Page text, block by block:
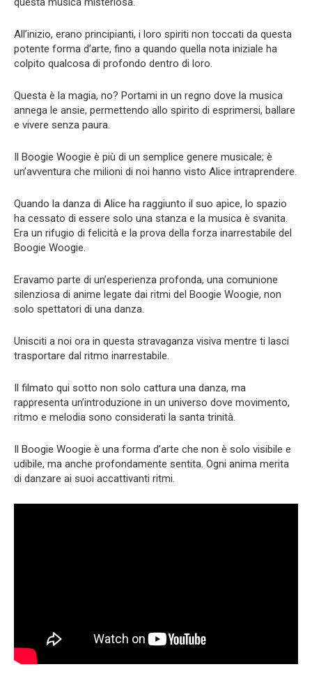
All’inizio, erano principianti, i loro spiriti non toccati da questa
potente forma d’arte, fino a quando quella nota iniziale ha
colpito qualcosa di profondo dentro di loro.
Questa è la magia, no? Portami in un regno dove la musica
annega le ansie, permettendo allo spirito di esprimersi, ballare
e vivere senza paura.
Il Boogie Woogie è più di un semplice genere musicale; è
un’avventura che milioni di noi hanno visto Alice intraprendere.
Quando la danza di Alice ha raggiunto il suo apice, lo spazio
ha cessato di essere solo una stanza e la musica è svanita.
Era un rifugio di felicità e la prova della forza inarrestabile del
Boogie Woogie.
Eravamo parte di un’esperienza profonda, una comunione
silenziosa di anime legate dai ritmi del Boogie Woogie, non
solo spettatori di una danza.
Unisciti a noi ora in questa stravaganza visiva mentre ti lasci
trasportare dal ritmo inarrestabile.
Il filmato qui sotto non solo cattura una danza, ma
rappresenta un’introduzione in un universo dove movimento,
ritmo e melodia sono considerati la santa trinità.
Il Boogie Woogie è una forma d’arte che non è solo visibile e
udibile, ma anche profondamente sentita. Ogni anima merita
di danzare ai suoi accattivanti ritmi.